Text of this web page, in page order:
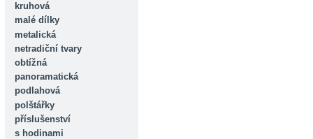
kruhová
malé dílky
metalická
netradiční tvary
obtížná
panoramatická
podlahová
polštářky
příslušenství
s hodinami